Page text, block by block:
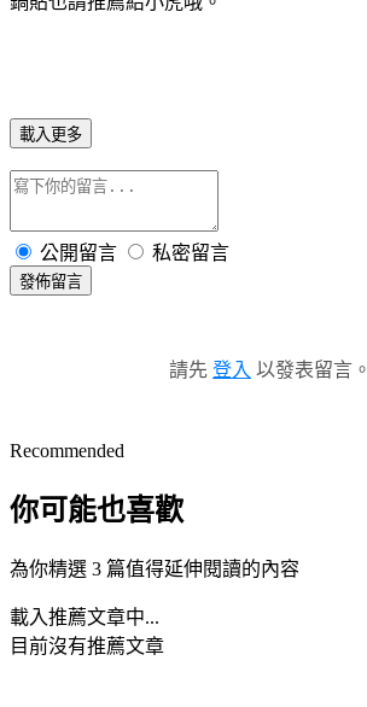
載入更多
公開留言 私密留言
發佈留言
請先 登入 以發表留言。
Recommended
你可能也喜歡
為你精選 3 篇值得延伸閱讀的內容
載入推薦文章中...
目前沒有推薦文章